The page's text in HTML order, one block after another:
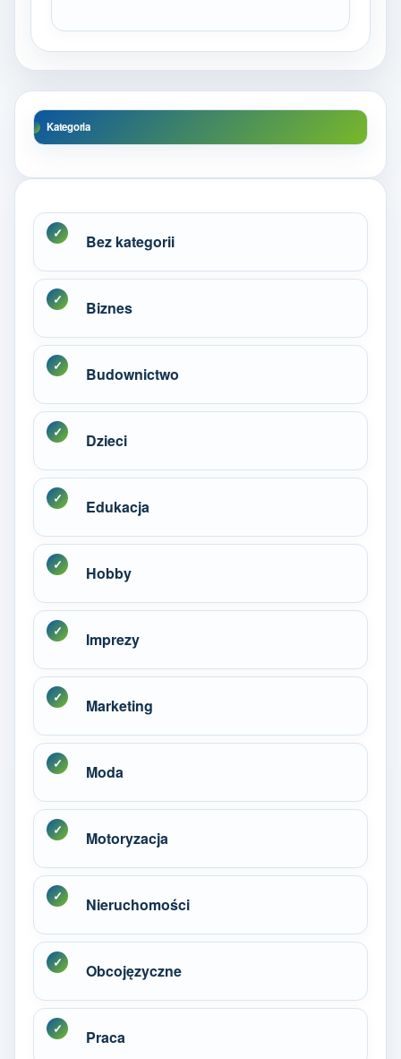
Kategoria
Bez kategorii
Biznes
Budownictwo
Dzieci
Edukacja
Hobby
Imprezy
Marketing
Moda
Motoryzacja
Nieruchomości
Obcojęzyczne
Praca